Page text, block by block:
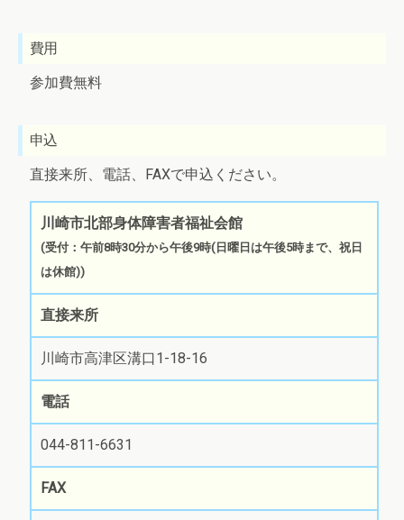
費用
参加費無料
申込
直接来所、電話、FAXで申込ください。
川崎市北部身体障害者福祉会館
(受付：午前8時30分から午後9時(日曜日は午後5時まで、祝日
は休館))
直接来所
川崎市高津区溝口1-18-16
電話
044-811-6631
FAX